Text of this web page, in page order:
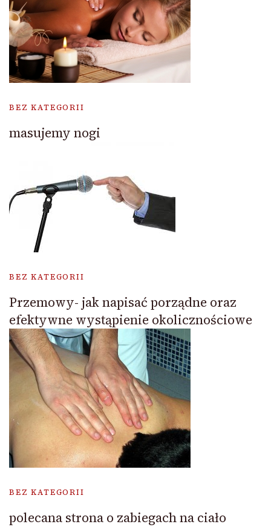
BEZ KATEGORII
masujemy nogi
BEZ KATEGORII
Przemowy- jak napisać porządne oraz
efektywne wystąpienie okolicznościowe
BEZ KATEGORII
polecana strona o zabiegach na ciało